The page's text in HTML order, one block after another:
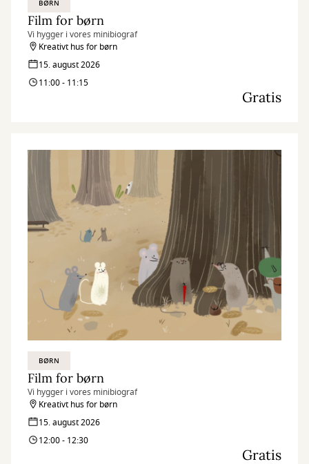
BØRN
Film for børn
Vi hygger i vores minibiograf
Kreativt hus for børn
15. august 2026
11:00 - 11:15
Gratis
BØRN
Film for børn
Vi hygger i vores minibiograf
Kreativt hus for børn
15. august 2026
12:00 - 12:30
Gratis